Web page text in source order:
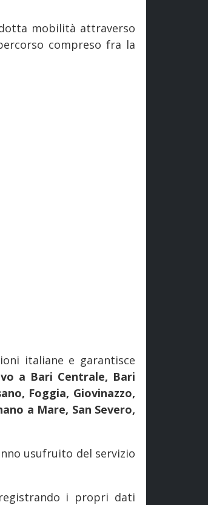
mobilità attraverso
compreso fra la
italiane e garantisce
a Bari Centrale, Bari
Foggia, Giovinazzo,
a Mare, San Severo,
usufruito del servizio
i propri dati